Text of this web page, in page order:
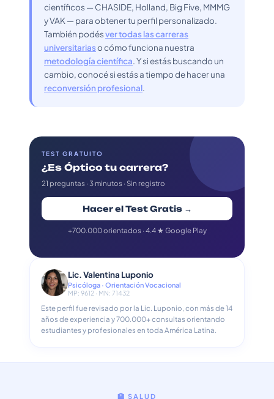
científicos — CHASIDE, Holland, Big Five, MMMG
y VAK — para obtener tu perfil personalizado.
También podésver todas las carreras
universitariaso cómo funciona nuestra
metodología científica. Y si estás buscando un
cambio, conocé si estás a tiempo de hacer una
reconversión profesional.
TEST GRATUITO
¿Es Óptico tu carrera?
21 preguntas · 3 minutos · Sin registro
Hacer el Test Gratis →
+700.000 orientados · 4.4 ★ Google Play
Lic. Valentina Luponio
Psicóloga · Orientación Vocacional
MP: 9612 · MN: 71432
Este perfil fue revisado por la Lic. Luponio, con más de 14
años de experiencia y 700.000+ consultas orientando
estudiantes y profesionales en toda América Latina.
🏥 SALUD